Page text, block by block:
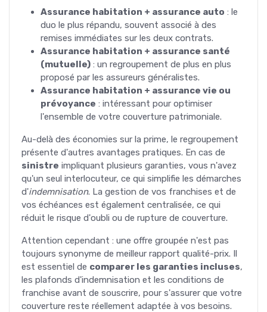
Assurance habitation + assurance auto : le
duo le plus répandu, souvent associé à des
remises immédiates sur les deux contrats.
Assurance habitation + assurance santé
(mutuelle) : un regroupement de plus en plus
proposé par les assureurs généralistes.
Assurance habitation + assurance vie ou
prévoyance : intéressant pour optimiser
l'ensemble de votre couverture patrimoniale.
Au-delà des économies sur la prime, le regroupement
présente d'autres avantages pratiques. En cas de
sinistre impliquant plusieurs garanties, vous n'avez
qu'un seul interlocuteur, ce qui simplifie les démarches
d'indemnisation. La gestion de vos franchises et de
vos échéances est également centralisée, ce qui
réduit le risque d'oubli ou de rupture de couverture.
Attention cependant : une offre groupée n'est pas
toujours synonyme de meilleur rapport qualité-prix. Il
est essentiel de comparer les garanties incluses,
les plafonds d'indemnisation et les conditions de
franchise avant de souscrire, pour s'assurer que votre
couverture reste réellement adaptée à vos besoins.